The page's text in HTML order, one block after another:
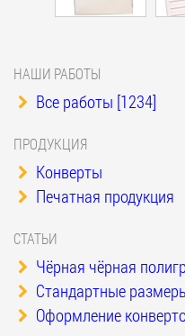
НАШИ РАБОТЫ
Все работы [1234]
ПРОДУКЦИЯ
Конверты
Печатная продукция
СТАТЬИ
Чёрная чёрная
Стандартные
Оформление